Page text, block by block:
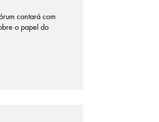
contará com
o papel do